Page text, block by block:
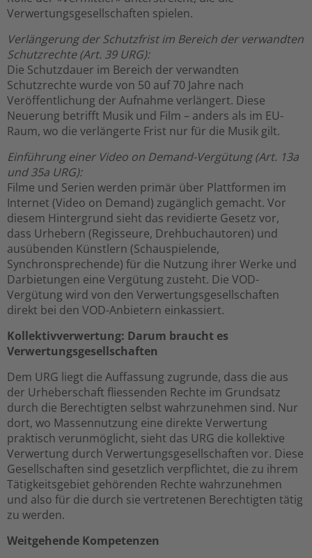
Verwertungsgesellschaften spielen.
Verlängerung der Schutzfrist im Bereich der verwandten
Schutzrechte (Art. 39 URG):
Die Schutzdauer im Bereich der verwandten
Schutzrechte wurde von 50 auf 70 Jahre nach
Veröffentlichung der Aufnahme verlängert. Diese
Neuerung betrifft Musik und Film – anders als im EU-
Raum, wo die verlängerte Frist nur für die Musik gilt.
Einführung einer Video on Demand-Vergütung (Art. 13a
und 35a URG):
Filme und Serien werden primär über Plattformen im
Internet (Video on Demand) zugänglich gemacht. Vor
diesem Hintergrund sieht das revidierte Gesetz vor,
dass Urhebern (Regisseure, Drehbuchautoren) und
ausübenden Künstlern (Schauspielende,
Synchronsprechende) für die Nutzung ihrer Werke und
Darbietungen eine Vergütung zusteht. Die VOD-
Vergütung wird von den Verwertungsgesellschaften
direkt bei den VOD-Anbietern einkassiert.
Kollektivverwertung: Darum braucht es
Verwertungsgesellschaften
Dem URG liegt die Auffassung zugrunde, dass die aus
der Urheberschaft fliessenden Rechte im Grundsatz
durch die Berechtigten selbst wahrzunehmen sind. Nur
dort, wo Massennutzung eine direkte Verwertung
praktisch verunmöglicht, sieht das URG die kollektive
Verwertung durch Verwertungsgesellschaften vor. Diese
Gesellschaften sind gesetzlich verpflichtet, die zu ihrem
Tätigkeitsgebiet gehörenden Rechte wahrzunehmen
und also für die durch sie vertretenen Berechtigten tätig
zu werden.
Weitgehende Kompetenzen